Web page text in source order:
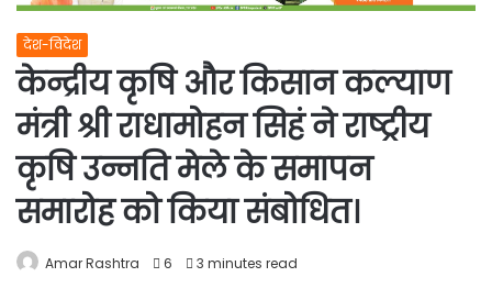
देश-विदेश
केन्द्रीय कृषि और किसान कल्याण
मंत्री श्री राधामोहन सिहं ने राष्ट्रीय
कृषि उन्नति मेले के समापन
समारोह को किया संबोधित।
Amar Rashtra 6 3 minutes read